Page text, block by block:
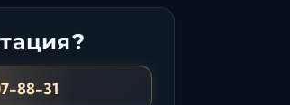
Краснодар
Магас
Махачкала
88-31